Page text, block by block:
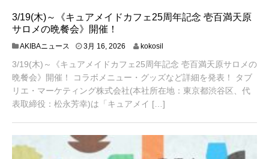
3/19(木)～《キュアメイドカフェ25周年記念 壱百満天原
サロメの晩餐会》開催！
AKIBAニュース 3月 16, 2026
1
6
2
0
kokosil
3/19(木)～《キュアメイドカフェ25周年記念 壱百満天原サロメの
晩餐会》開催！ コラボメニュー・グッズなど詳細を発表！ タブ
リエ・マーケティング株式会社(本社所在地：東京都渋谷区、代
表取締役：松永芳幸)は「キュアメイ […]